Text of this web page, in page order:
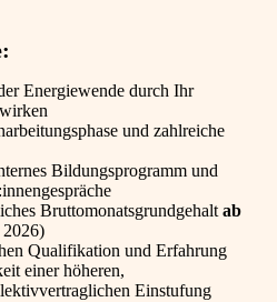
Energiewende durch Ihr
und zahlreiche
Bildungsprogramm und
Bruttomonatsgrundgehaltab
Qualifikation und Erfahrung
einer höheren,
Einstufung